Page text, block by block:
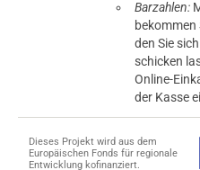
Barzahlen:
bekommen
den Sie
schicken
Online-
der Kasse
Dieses Projekt wird aus dem
Europäischen Fonds für regionale
Entwicklung kofinanziert.